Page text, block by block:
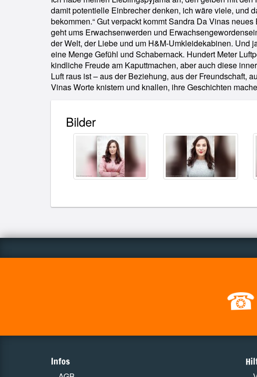
damit potentielle Einbrecher denken, ich wäre viele, und
bekommen.“ Gut verpackt kommt Sandra Da Vinas neues
geht ums Erwachsenwerden und
der Welt, der Liebe und um H&M-Umkleidekabinen. Und
eine Menge Gefühl und Schabernack. Hundert Meter
kindliche Freude am Kaputtmachen, aber auch diese
Luft raus ist – aus der Beziehung, aus der Freundschaft,
Vinas Worte knistern und knallen, ihre Geschichten
noch der beste Schutz, der stärkste Stoßdämpfer, gegen die
draußen. Sandra Da Vina (*1989) lebt und arbeitet in
Spielplatz vor der Tür und in ihrem Kopf. Seit 2012 ist sie
Poetry-Slam- und Comedy-Bühnen unterwegs. Im Frühjahr
„Sag es in Leuchtbuchstaben“ (Lektora) ihr erstes
Bilder
☎
Infos